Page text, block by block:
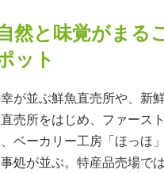
然と味覚がまる
ット
が並ぶ鮮魚直売所や、新
売所をはじめ、ファース
、ベーカリー工房「ほっほ
処が並ぶ。特産品売場で